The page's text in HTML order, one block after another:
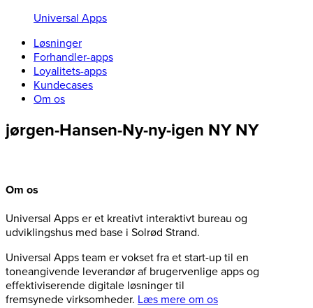
Universal Apps
Løsninger
Forhandler-apps
Loyalitets-apps
Kundecases
Om os
jørgen-Hansen-Ny-ny-igen NY NY
Om os
Universal Apps er et kreativt interaktivt bureau og
udviklingshus med base i Solrød Strand.
Universal Apps team er vokset fra et start-up til en
toneangivende leverandør af brugervenlige apps og
effektiviserende digitale løsninger til
fremsynede virksomheder. Læs mere om os